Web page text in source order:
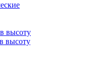
высоту
высоту